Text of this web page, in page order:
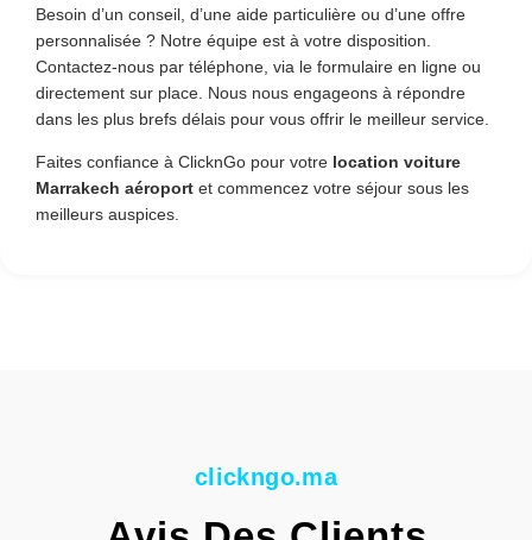
Besoin d’un conseil, d’une aide particulière ou d’une offre
personnalisée ? Notre équipe est à votre disposition.
Contactez-nous par téléphone, via le formulaire en ligne ou
directement sur place. Nous nous engageons à répondre
dans les plus brefs délais pour vous offrir le meilleur service.
Faites confiance à ClicknGo pour votre location voiture
Marrakech aéroport et commencez votre séjour sous les
meilleurs auspices.
clickngo.ma